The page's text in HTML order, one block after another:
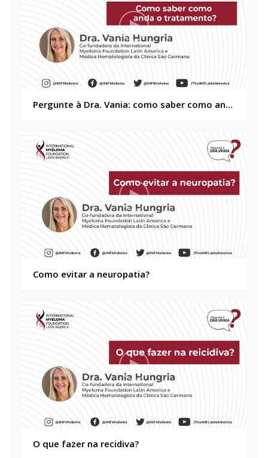
Pergunte à Dra. Vania: como saber como anda o tratamento?
Como evitar a neuropatia?
O que fazer na recidiva?